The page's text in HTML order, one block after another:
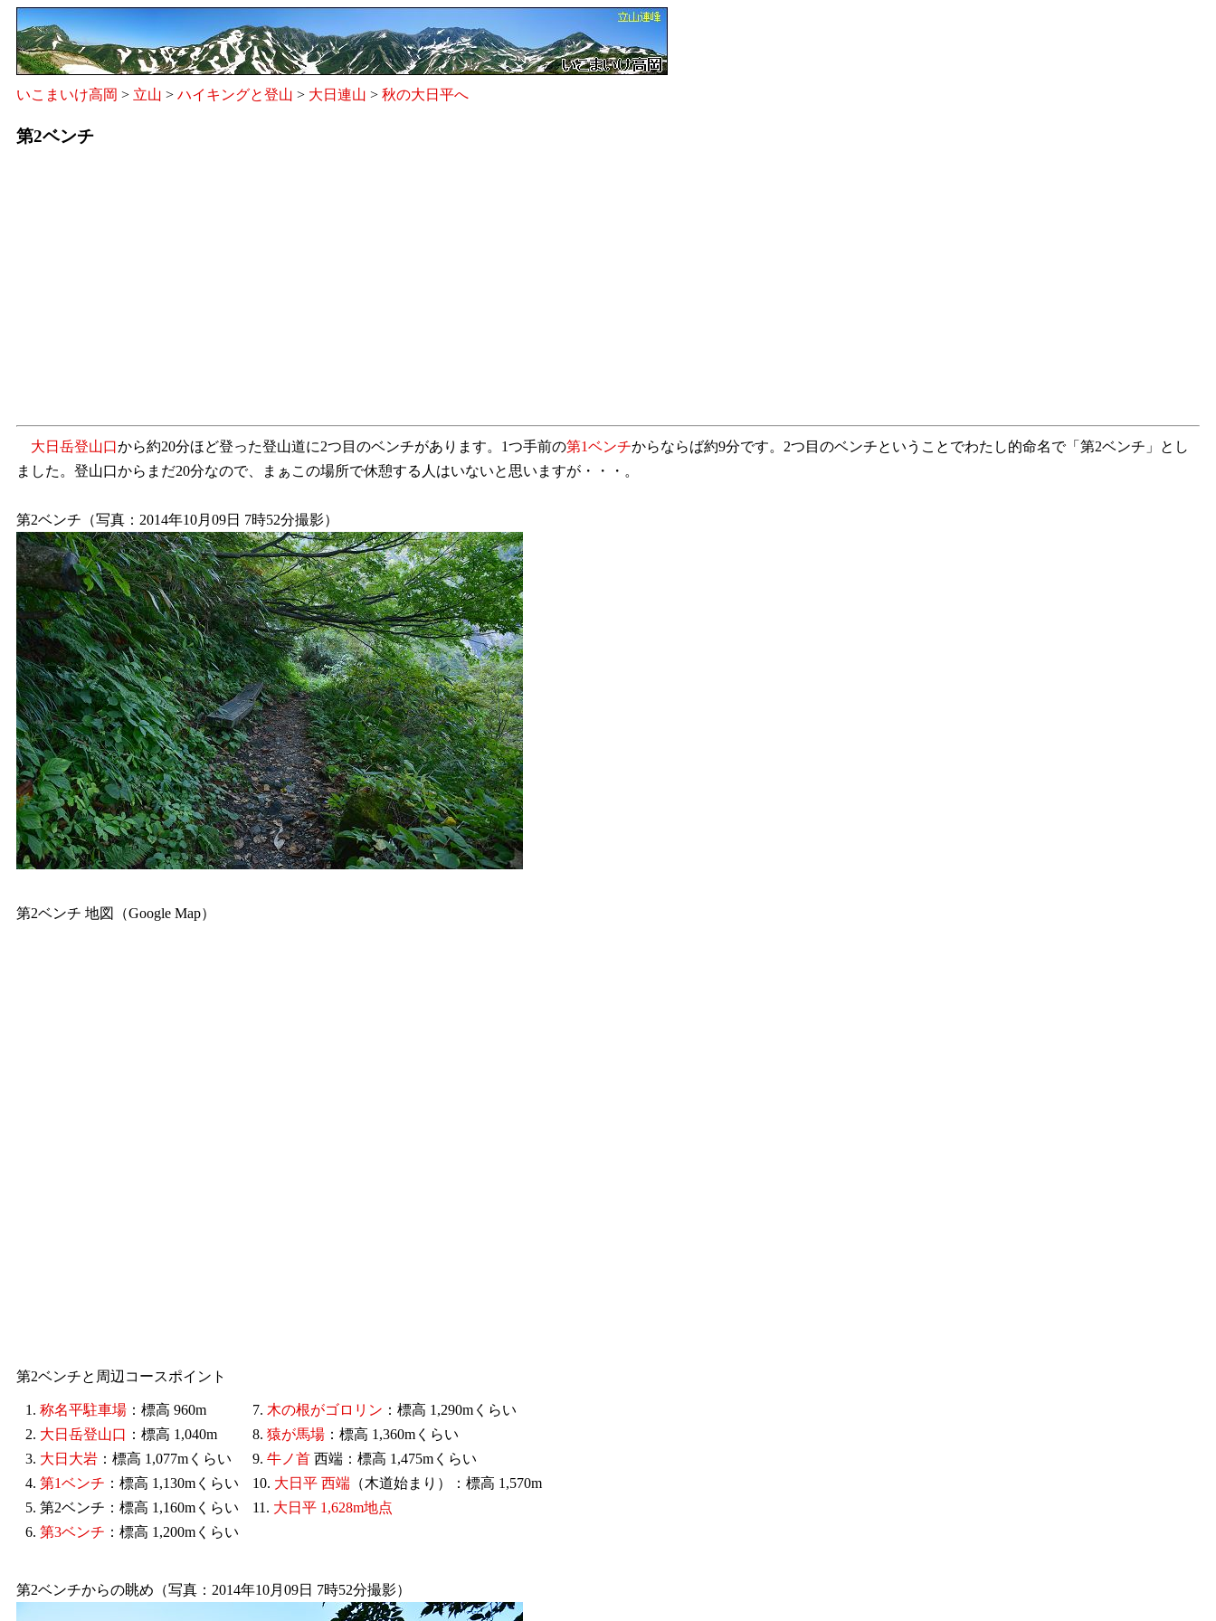
いこまいけ高岡 > 立山 > ハイキングと登山 > 大日連山 > 秋の大日平へ
第2ベンチ
大日岳登山口から約20分ほど登った登山道に2つ目のベンチがあります。1つ手前の第1ベンチからならば約9分です。2つ目のベンチということでわたし的命名で「第2ベンチ」とし
ました。登山口からまだ20分なので、まぁこの場所で休憩する人はいないと思いますが・・・。
第2ベンチ（写真：2014年10月09日 7時52分撮影）
第2ベンチ 地図（Google Map）
第2ベンチと周辺コースポイント
1. 称名平駐車場 ：標高 960m
2. 大日岳登山口 ：標高 1,040m
3. 大日大岩 ：標高 1,077mくらい
4. 第1ベンチ ：標高 1,130mくらい
5. 第2ベンチ：標高 1,160mくらい
6. 第3ベンチ ：標高 1,200mくらい
7. 木の根がゴロリン ：標高 1,290mくらい
8. 猿が馬場 ：標高 1,360mくらい
9. 牛ノ首 西端：標高 1,475mくらい
10. 大日平 西端 （木道始まり）：標高 1,570m
11. 大日平 1,628m地点
第2ベンチからの眺め（写真：2014年10月09日 7時52分撮影）